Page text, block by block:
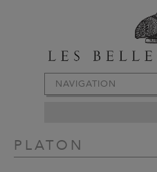
NAVIGATION
PLATON